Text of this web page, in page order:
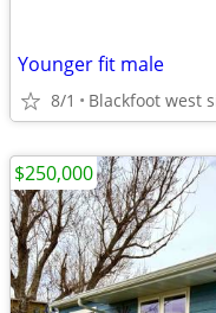
Younger fit male
8/1 Blackfoot west
$250,000